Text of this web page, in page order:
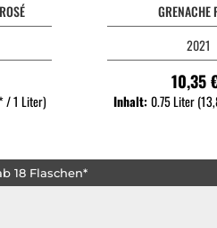
/ 1 Liter)
GRENACHE
2021
10,35
Inhalt: 0.75 Liter
18 Flaschen*